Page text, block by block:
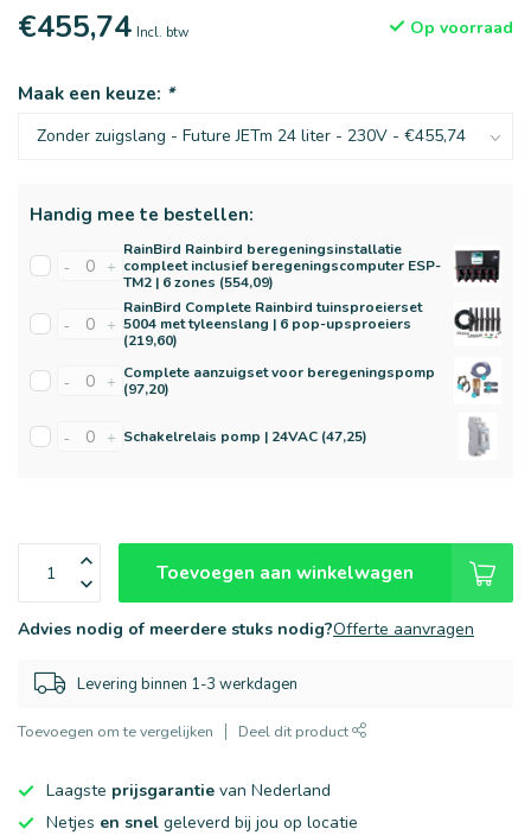
€455,74 Incl. btw Op voorraad
Maak een keuze: *
Handig mee te bestellen:
- +
RainBird Rainbird beregeningsinstallatie
compleet inclusief beregeningscomputer ESP-
TM2 | 6 zones (554,09)
- +
RainBird Complete Rainbird tuinsproeierset
5004 met tyleenslang | 6 pop-upsproeiers
(219,60)
- + Complete aanzuigset voor beregeningspomp
(97,20)
- + Schakelrelais pomp | 24VAC (47,25)
Toevoegen aan winkelwagen
Advies nodig of meerdere stuks nodig?Offerte aanvragen
Levering binnen 1-3 werkdagen
Toevoegen om te vergelijken Deel dit product
Laagste prijsgarantie van Nederland
Netjes en snel geleverd bij jou op locatie